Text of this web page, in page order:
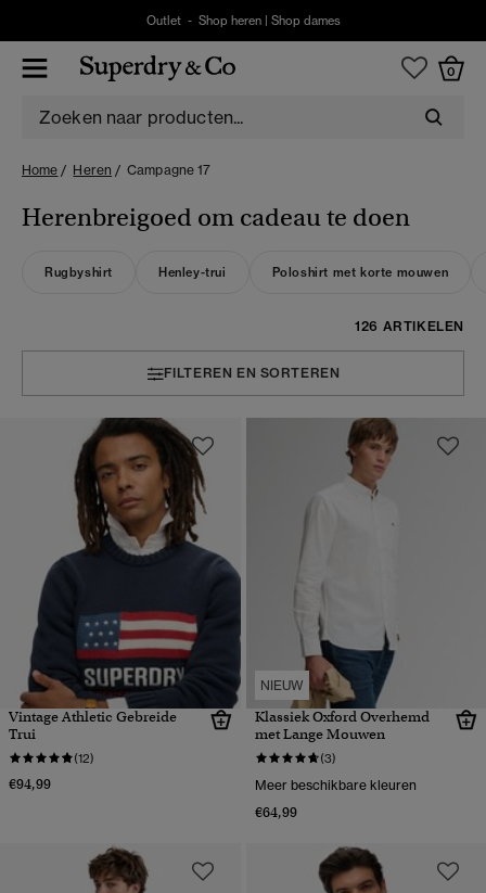
Outlet - Shop heren| Shop dames
0
Home Heren Campagne 17
Herenbreigoed om cadeau te doen
Rugbyshirt Henley-trui Poloshirt met korte mouwen
126 ARTIKELEN
FILTEREN EN SORTEREN
Vintage Athletic Gebreide
Trui
(12)
€94,99
NIEUW
Klassiek Oxford Overhemd
met Lange Mouwen
(3)
Meer beschikbare kleuren
€64,99